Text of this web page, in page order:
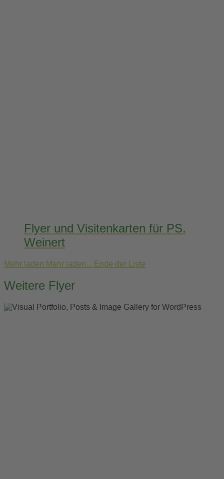
Flyer und Visitenkarten für PS.
Weinert
Mehr laden Mehr laden... Ende der Liste
Weitere Flyer